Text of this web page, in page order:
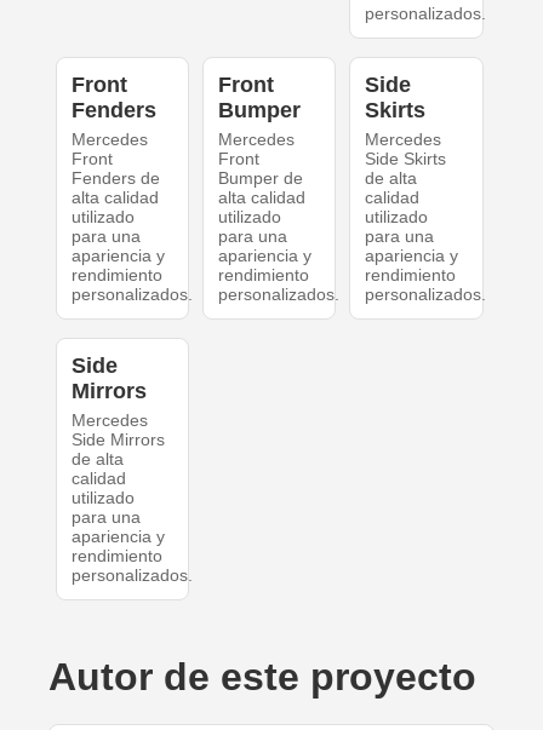
personalizados.
Front
Fenders
Mercedes
Front
Fenders de
alta calidad
utilizado
para una
apariencia y
rendimiento
personalizados.
Front
Bumper
Mercedes
Front
Bumper de
alta calidad
utilizado
para una
apariencia y
rendimiento
personalizados.
Side
Skirts
Mercedes
Side Skirts
de alta
calidad
utilizado
para una
apariencia y
rendimiento
personalizados.
Side
Mirrors
Mercedes
Side Mirrors
de alta
calidad
utilizado
para una
apariencia y
rendimiento
personalizados.
Autor de este proyecto